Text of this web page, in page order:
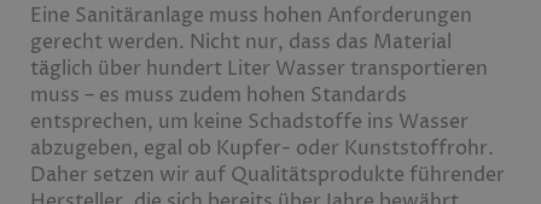
Eine Sanitäranlage muss hohen Anforderungen
gerecht werden. Nicht nur, dass das Material
täglich über hundert Liter Wasser transportieren
muss – es muss zudem hohen Standards
entsprechen, um keine Schadstoffe ins Wasser
abzugeben, egal ob Kupfer- oder Kunststoffrohr.
Daher setzen wir auf Qualitätsprodukte führender